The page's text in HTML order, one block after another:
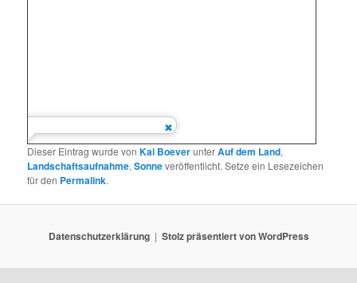
Dieser Eintrag wurde vonKai BoeverunterAuf dem Land,
Landschaftsaufnahme,Sonneveröffentlicht. Setze ein Lesezeichen
für den Permalink.
Datenschutzerklärung Stolz präsentiert von WordPress